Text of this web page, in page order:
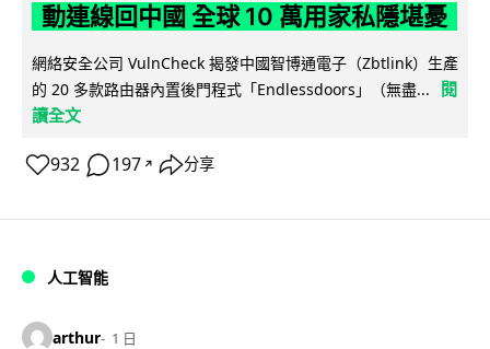
動連線回中國 全球 10 萬用家私隱堪憂
網絡安全公司 VulnCheck 揭發中國智博通電子（Zbtlink）生產
的 20 多款路由器內置後門程式「Endlessdoors」（無盡...
閱
讀全文
932 197 ↗ 分享
人工智能
arthur 1 日